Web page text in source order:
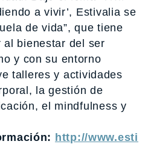
a vivir’, Estivalia se
de vida”, que tiene
bienestar del ser
y con su entorno
talleres y actividades
la gestión de
el mindfulness y
: http://